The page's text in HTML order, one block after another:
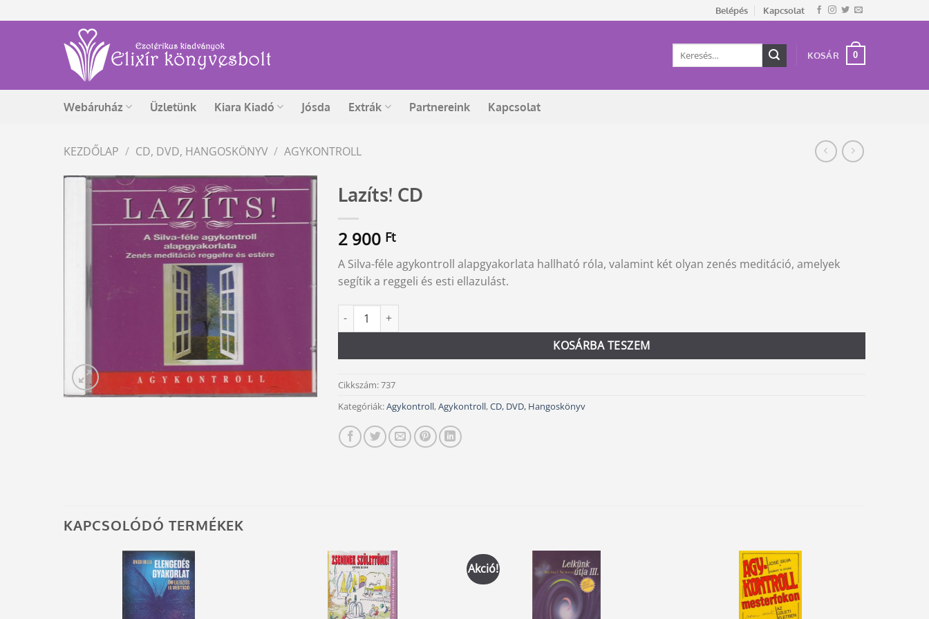
to
Belépés Kapcsolat
Keresés
KOSÁR 0
Webáruház Üzletünk Kiara Kiadó Jósda Extrák Partnereink Kapcsolat
KEZDŐLAP / CD, DVD, HANGOSKÖNYV / AGYKONTROLL
Lazíts! CD
2 900 Ft
A Silva-féle agykontroll alapgyakorlata hallható róla, valamint két olyan zenés meditáció, amelyek
segítik a reggeli és esti ellazulást.
Lazíts! CD mennyiség
KOSÁRBA TESZEM
Alternative:
Cikkszám:737
Kategóriák:Agykontroll,Agykontroll,CD, DVD, Hangoskönyv
KAPCSOLÓDÓ TERMÉKEK
Akció!